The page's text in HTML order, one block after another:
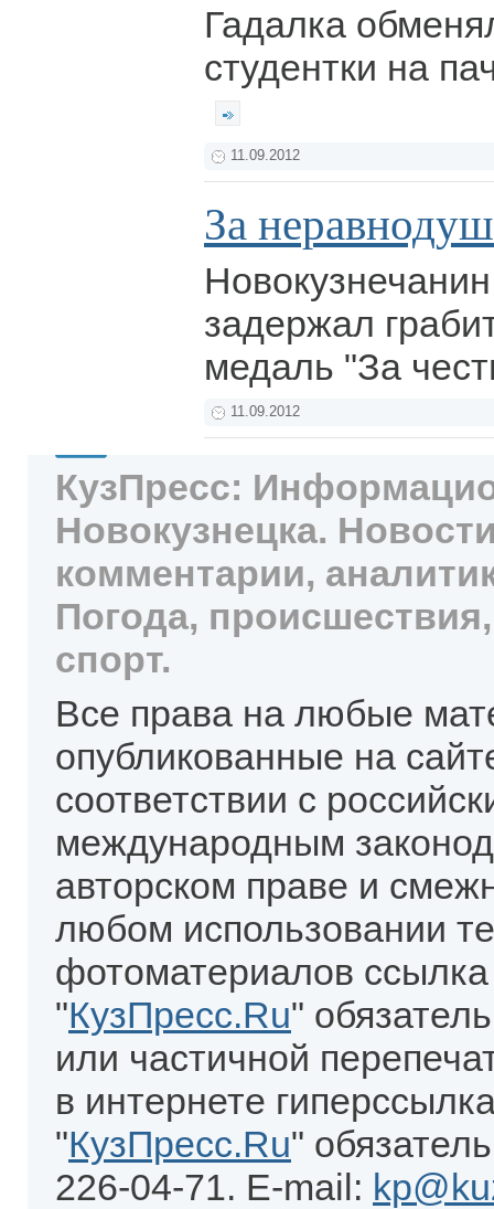
Гадалка
студентки на
11.09.2012
За
задержал
медаль "За
11.09.2012
КузПресс:
Новокузнецка.
комментарии,
Погода,
спорт.
Все права на любые
опубликованные на
соответствии с
международным
авторском праве и
любом использовании
фотоматериалов
"КузПресс.Ru"
или частичной
в интернете
"КузПресс.Ru"
226-04-71. E-mail: